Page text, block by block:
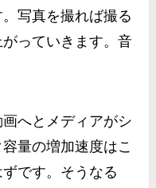
写真を撮れば撮る
っていきます。音
へとメディアがシ
量の増加速度はこ
です。そうなる